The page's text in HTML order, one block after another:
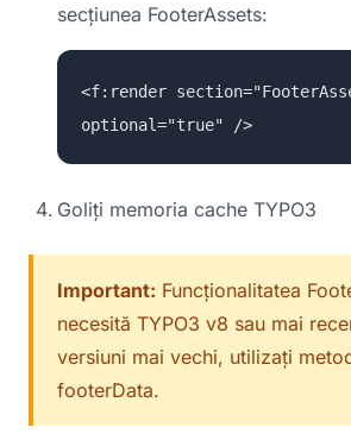
secțiunea FooterAssets:
<f:render
optional="true" />
Goliți memoria cache TYPO3
Important: Funcționalitatea
necesită TYPO3 v8 sau mai
versiuni mai vechi, utilizați
footerData.